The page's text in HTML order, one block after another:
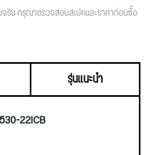
ริง กรุณาตรวจสอบสเปคและราคาก่อนซื้อ
รุ่นแนะนำ
22ICB